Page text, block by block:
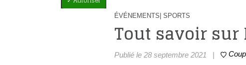
ÉVÉNEMENTS | SPORTS
Tout savoir sur
Publié le 28 septembre 2021 |